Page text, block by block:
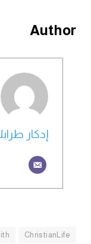
Author
إدكار
ChristianLife